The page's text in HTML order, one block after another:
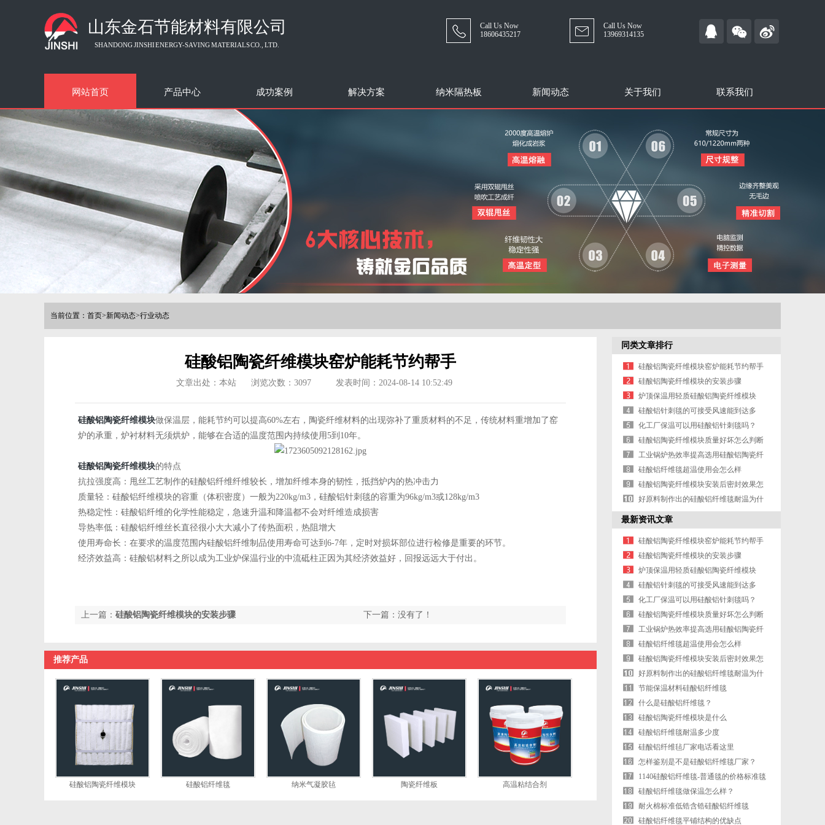
山东金石节能材料有限公司
SHANDONG JINSHI ENERGY-SAVING MATERIALS CO., LTD.
Call Us Now
18606435217
Call Us Now
13969314135
网站首页 产品中心 成功案例 解决方案 纳米隔热板 新闻动态 关于我们 联系我们
当前位置： 首页>新闻动态>行业动态
硅酸铝陶瓷纤维模块窑炉能耗节约帮手
文章出处：本站 浏览次数： 3097 发表时间：2024-08-14 10:52:49
硅酸铝陶瓷纤维模块做保温层，能耗节约可以提高60%左右，陶瓷纤维材料的出现弥补了重质材料的不足，传统材料重增加了窑
炉的承重，炉衬材料无须烘炉，能够在合适的温度范围内持续使用5到10年。
硅酸铝陶瓷纤维模块的特点
抗拉强度高：甩丝工艺制作的硅酸铝纤维纤维较长，增加纤维本身的韧性，抵挡炉内的热冲击力
质量轻：硅酸铝纤维模块的容重（体积密度）一般为220kg/m3，硅酸铝针刺毯的容重为96kg/m3或128kg/m3
热稳定性：硅酸铝纤维的化学性能稳定，急速升温和降温都不会对纤维造成损害
导热率低：硅酸铝纤维丝长直径很小大大减小了传热面积，热阻增大
使用寿命长：在要求的温度范围内硅酸铝纤维制品使用寿命可达到6-7年，定时对损坏部位进行检修是重要的环节。
经济效益高：硅酸铝材料之所以成为工业炉保温行业的中流砥柱正因为其经济效益好，回报远远大于付出。
下一篇：没有了！
上一篇： 硅酸铝陶瓷纤维模块的安装步骤
推荐产品
硅酸铝陶瓷纤维模块 硅酸铝纤维毯 纳米气凝胶毡 陶瓷纤维板 高温粘结合剂
同类文章排行
硅酸铝陶瓷纤维模块窑炉能耗节约帮手
硅酸铝陶瓷纤维模块的安装步骤
炉顶保温用轻质硅酸铝陶瓷纤维模块
硅酸铝针刺毯的可接受风速能到达多
少？
化工厂保温可以用硅酸铝针刺毯吗？
硅酸铝陶瓷纤维模块质量好坏怎么判断
工业锅炉热效率提高选用硅酸铝陶瓷纤
维模块
硅酸铝纤维毯超温使用会怎么样
硅酸铝陶瓷纤维模块安装后密封效果怎
么样
好原料制作出的硅酸铝纤维毯耐温为什
么也会高
最新资讯文章
硅酸铝陶瓷纤维模块窑炉能耗节约帮手
硅酸铝陶瓷纤维模块的安装步骤
炉顶保温用轻质硅酸铝陶瓷纤维模块
硅酸铝针刺毯的可接受风速能到达多
少？
化工厂保温可以用硅酸铝针刺毯吗？
硅酸铝陶瓷纤维模块质量好坏怎么判断
工业锅炉热效率提高选用硅酸铝陶瓷纤
维模块
硅酸铝纤维毯超温使用会怎么样
硅酸铝陶瓷纤维模块安装后密封效果怎
么样
好原料制作出的硅酸铝纤维毯耐温为什
么也会高
节能保温材料硅酸铝纤维毯
什么是硅酸铝纤维毯？
硅酸铝陶瓷纤维模块是什么
硅酸铝纤维毯耐温多少度
硅酸铝纤维毡厂家电话看这里
怎样鉴别是不是硅酸铝纤维毯厂家？
1140硅酸铝纤维毯-普通毯的价格标准毯
的质量
硅酸铝纤维毯做保温怎么样？
耐火棉标准低锆含锆硅酸铝纤维毯
硅酸铝纤维毯平铺结构的优缺点